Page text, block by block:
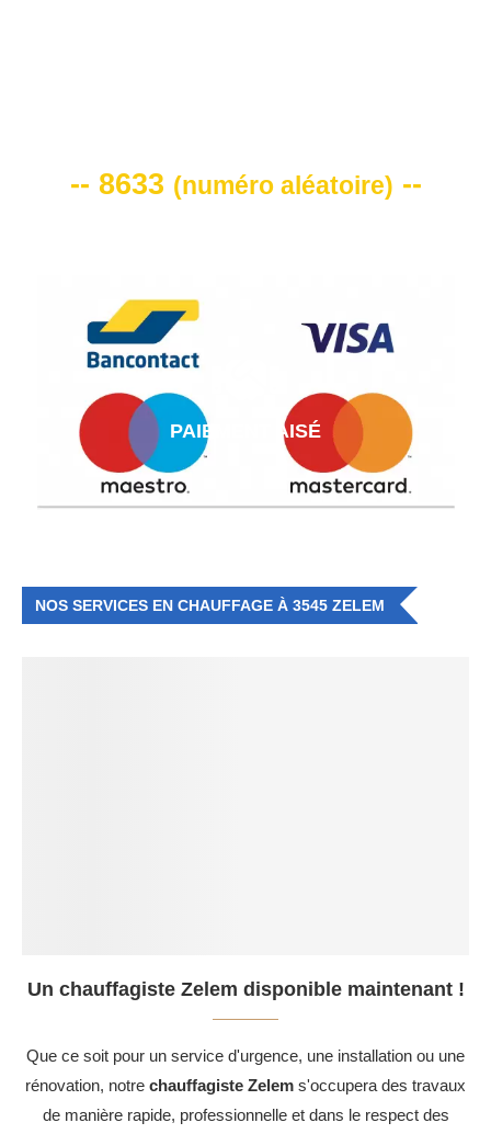
-- 8633 (numéro aléatoire) --
PAIEMENT AISÉ
NOS SERVICES EN CHAUFFAGE À 3545 ZELEM
Un chauffagiste Zelem disponible maintenant !
Que ce soit pour un service d'urgence, une installation ou une
rénovation, notre chauffagiste Zelem s'occupera des travaux
de manière rapide, professionnelle et dans le respect des